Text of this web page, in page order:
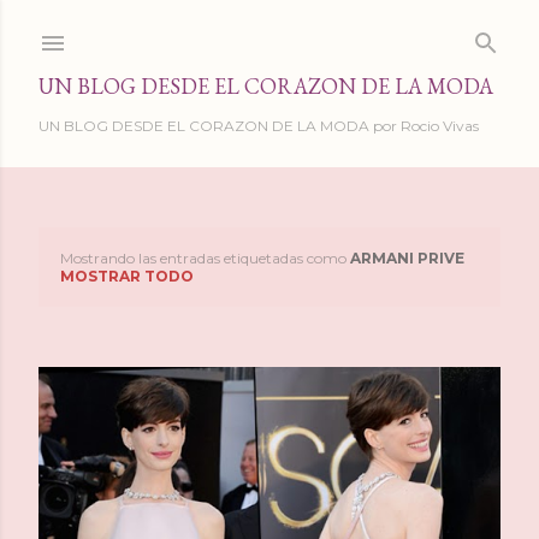
UN BLOG DESDE EL CORAZON DE LA MODA
UN BLOG DESDE EL CORAZON DE LA MODA por Rocio Vivas
t
r
a
d
Mostrando las entradas etiquetadas como ARMANI PRIVE
MOSTRAR TODO